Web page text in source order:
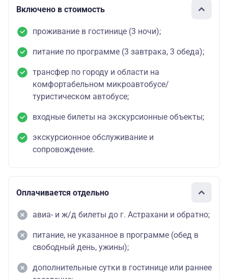
Включено в стоимость
проживание в гостинице (3 ночи);
питание по программе (3 завтрака, 3 обеда);
трансфер по городу и области на
комфортабельном микроавтобусе/
туристическом автобусе;
входные билеты на экскурсионные объекты;
экскурсионное обслуживание и
сопровождение.
Оплачивается отдельно
авиа- и ж/д билеты до г. Астрахани и обратно;
питание, не указанное в программе (обед в
свободный день, ужины);
дополнительные сутки в гостинице или раннее